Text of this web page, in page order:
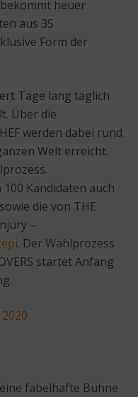
heuer
aus 35
Form der
Tage lang täglich
Über die
werden dabei rund
Welt erreicht.
Kandidaten auch
die von THE
–
. Der Wahlprozess
startet Anfang
fabelhafte Bühne